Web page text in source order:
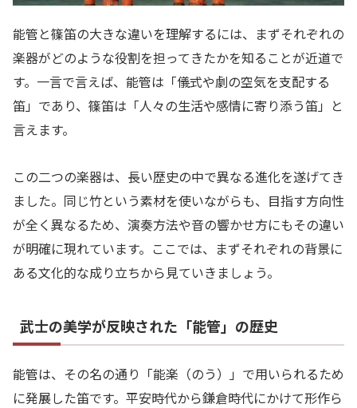
能管と篠笛の大きな違いを理解するには、まずそれぞれの
楽器がどのような役割を担ってきたかを知ることが近道で
す。一言で言えば、能管は「儀式や劇の空気を支配する
笛」であり、篠笛は「人々の生活や感情に寄り添う笛」と
言えます。
この二つの楽器は、長い歴史の中で異なる進化を遂げてき
ました。同じ竹という素材を使いながらも、目指す方向性
が全く異なるため、演奏方法や音の響かせ方にもその違い
が明確に現れています。ここでは、まずそれぞれの背景に
ある文化的な成り立ちから見ていきましょう。
武士の美学が反映された「能管」の歴史
能管は、その名の通り「能楽（のう）」で用いられるため
に発展した笛です。平安時代から鎌倉時代にかけて形作ら